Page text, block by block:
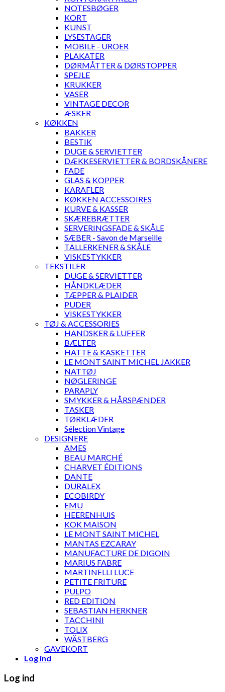
NOTESBØGER
KORT
KUNST
LYSESTAGER
MOBILE - UROER
PLAKATER
DØRMÅTTER & DØRSTOPPER
SPEJLE
KRUKKER
VASER
VINTAGE DECOR
ÆSKER
KØKKEN
BAKKER
BESTIK
DUGE & SERVIETTER
DÆKKESERVIETTER & BORDSKÅNERE
FADE
GLAS & KOPPER
KARAFLER
KØKKEN ACCESSOIRES
KURVE & KASSER
SKÆREBRÆTTER
SERVERINGSFADE & SKÅLE
SÆBER - Savon de Marseille
TALLERKENER & SKÅLE
VISKESTYKKER
TEKSTILER
DUGE & SERVIETTER
HÅNDKLÆDER
TÆPPER & PLAIDER
PUDER
VISKESTYKKER
TØJ & ACCESSORIES
HANDSKER & LUFFER
BÆLTER
HATTE & KASKETTER
LE MONT SAINT MICHEL JAKKER
NATTØJ
NØGLERINGE
PARAPLY
SMYKKER & HÅRSPÆNDER
TASKER
TØRKLÆDER
Sélection Vintage
DESIGNERE
AMES
BEAU MARCHÉ
CHARVET ÉDITIONS
DANTE
DURALEX
ECOBIRDY
EMU
HEERENHUIS
KOK MAISON
LE MONT SAINT MICHEL
MANTAS EZCARAY
MANUFACTURE DE DIGOIN
MARIUS FABRE
MARTINELLI LUCE
PETITE FRITURE
PULPO
RED EDITION
SEBASTIAN HERKNER
TACCHINI
TOLIX
WÄSTBERG
GAVEKORT
Log ind
Log ind